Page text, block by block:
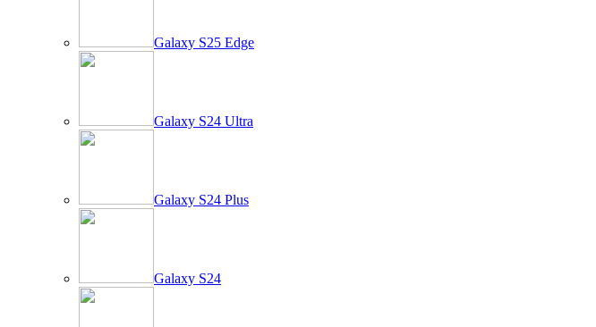
Galaxy S25 Edge
Galaxy S24 Ultra
Galaxy S24 Plus
Galaxy S24